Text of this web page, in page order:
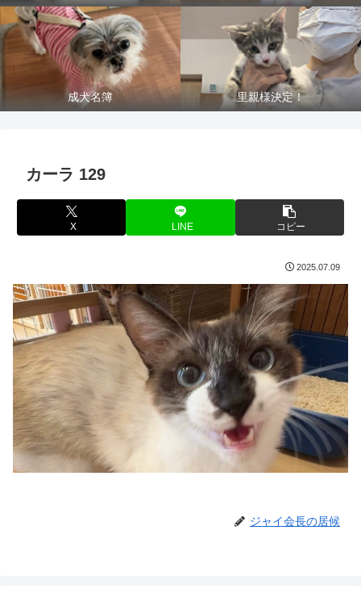
成犬名簿 里親様決定！
カーラ 129
X LINE コピー
2025.07.09
ジャイ会長の居候